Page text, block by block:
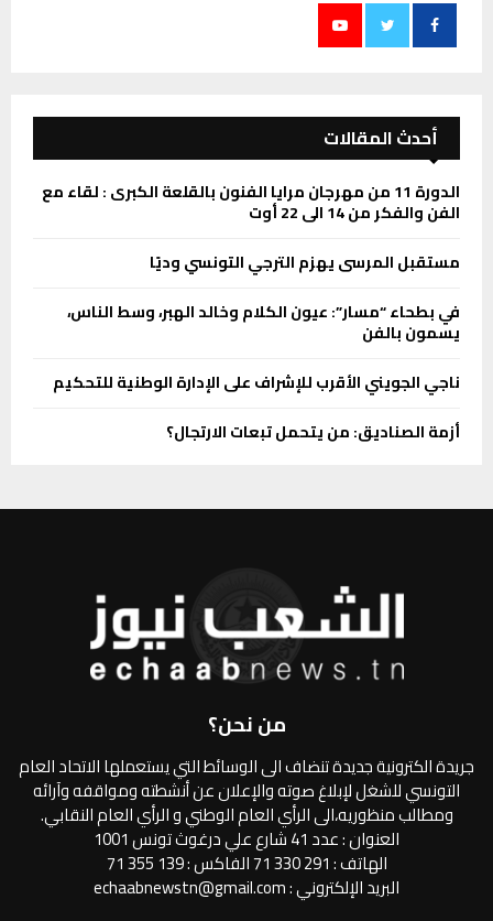
أحدث المقالات
الدورة 11 من مهرجان مرايا الفنون بالقلعة الكبرى : لقاء مع
الفن والفكر من 14 الى 22 أوت
مستقبل المرسى يهزم الترجي التونسي وديًا
في بطحاء “مسار”: عيون الكلام وخالد الهبر، وسط الناس،
يسمون بالفن
ناجي الجويني الأقرب للإشراف على الإدارة الوطنية للتحكيم
أزمة الصناديق: من يتحمل تبعات الارتجال؟
من نحن؟
جريدة الكترونية جديدة تنضاف الى الوسائط التي يستعملها الاتحاد العام
التونسي للشغل لإبلاغ صوته والإعلان عن أنشطته ومواقفه وآرائه
ومطالب منظوريه،الى الرأي العام الوطني و الرأي العام النقابي.
العنوان : عدد 41 شارع علي درغوث تونس 1001
الهاتف : 291 330 71 الفاكس : 139 355 71
البريد الإلكتروني : echaabnewstn@gmail.com